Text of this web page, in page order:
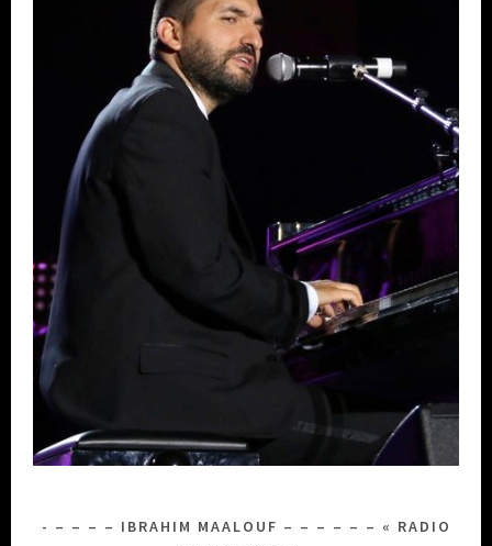
– – – – IBRAHIM MAALOUF – – – – – – « RADIO